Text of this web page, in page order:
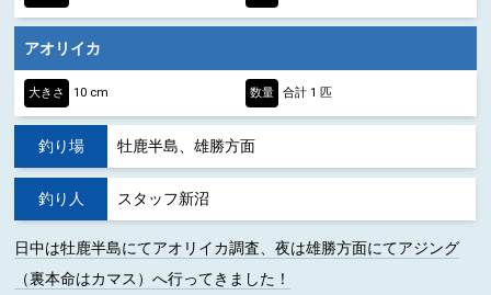
アオリイカ
大きさ 10 cm 数量 合計 1 匹
釣り場 牡鹿半島、雄勝方面
釣り人 スタッフ新沼
日中は牡鹿半島にてアオリイカ調査、夜は雄勝方面にてアジング
（裏本命はカマス）へ行ってきました！